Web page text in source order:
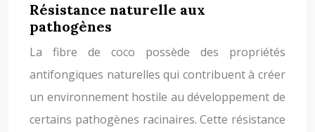
Résistance naturelle aux
pathogènes
La fibre de coco possède des propriétés
antifongiques naturelles qui contribuent à créer
un environnement hostile au développement de
certains pathogènes racinaires. Cette résistance